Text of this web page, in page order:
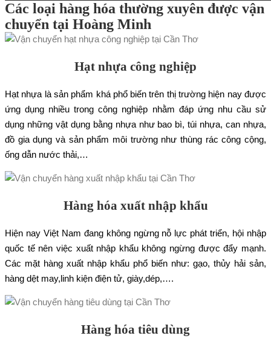
Các loại hàng hóa thường xuyên được vận
chuyển tại Hoàng Minh
Hạt nhựa công nghiệp
Hạt nhựa là sản phẩm khá phổ biến trên thị trường hiện nay được
ứng dụng nhiều trong công nghiệp nhằm đáp ứng nhu cầu sử
dụng những vật dụng bằng nhựa như bao bì, túi nhựa, can nhựa,
đồ gia dụng và sản phẩm môi trường như thùng rác công cộng,
ống dẫn nước thải,…
Hàng hóa xuất nhập khẩu
Hiện nay Việt Nam đang không ngừng nỗ lực phát triển, hội nhập
quốc tế nên việc xuất nhập khẩu không ngừng được đẩy mạnh.
Các mặt hàng xuất nhập khẩu phổ biến như: gạo, thủy hải sản,
hàng dệt may,linh kiện điện tử, giày,dép,….
Hàng hóa tiêu dùng